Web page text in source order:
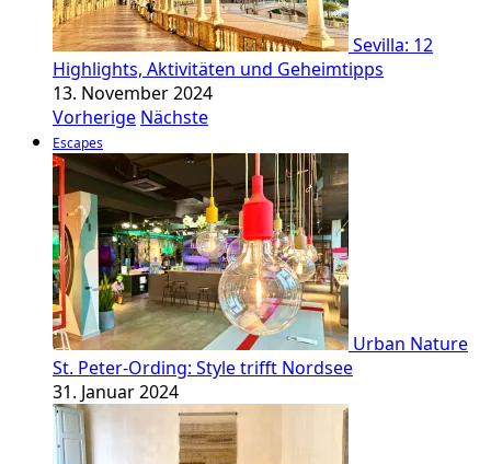
Sevilla: 12
Highlights, Aktivitäten und Geheimtipps
13. November 2024
Vorherige Nächste
Escapes
Urban Nature
St. Peter-Ording: Style trifft Nordsee
31. Januar 2024